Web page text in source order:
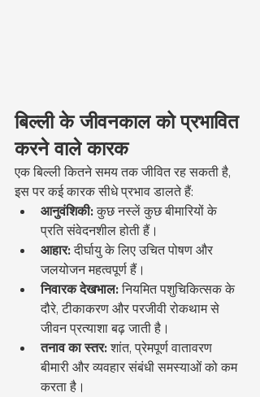
बिल्ली के जीवनकाल को प्रभावित
करने वाले कारक
एक बिल्ली कितने समय तक जीवित रह सकती है,
इस पर कई कारक सीधे प्रभाव डालते हैं:
आनुवंशिकी: कुछ नस्लें कुछ बीमारियों के
प्रति संवेदनशील होती हैं।
आहार: दीर्घायु के लिए उचित पोषण और
जलयोजन महत्वपूर्ण हैं।
निवारक देखभाल: नियमित पशुचिकित्सक के
दौरे, टीकाकरण और परजीवी रोकथाम से
जीवन प्रत्याशा बढ़ जाती है।
तनाव का स्तर: शांत, प्रेमपूर्ण वातावरण
बीमारी और व्यवहार संबंधी समस्याओं को कम
करता है।